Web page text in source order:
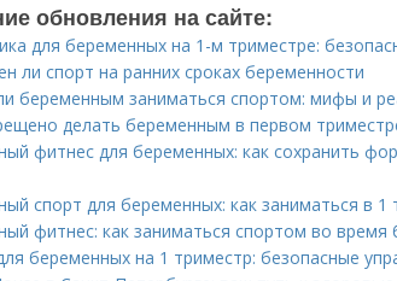
обновления на сайте:
для беременных на 1-м триместре:
ли спорт на ранних сроках беременности
беременным заниматься спортом: мифы и
делать беременным в первом
фитнес для беременных: как сохранить
спорт для беременных: как заниматься в 1
фитнес: как заниматься спортом во время
беременных на 1 триместр: безопасные